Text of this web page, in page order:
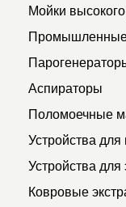
Мойки
Аспираторы
Поломоечные
Устройства
Устройства
Ковровые